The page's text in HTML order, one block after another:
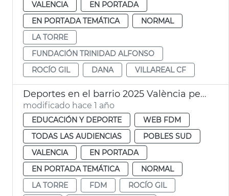
VALENCIA
EN PORTADA
EN PORTADA TEMÁTICA
NORMAL
LA TORRE
FUNDACIÓN TRINIDAD ALFONSO
ROCÍO GIL
DANA VILLAREAL CF
Deportes en el barrio 2025 València pedanías dana
modificado hace 1 año
EDUCACIÓN Y DEPORTE
WEB FDM
TODAS LAS AUDIENCIAS
POBLES SUD
VALENCIA
EN PORTADA
EN PORTADA TEMÁTICA
NORMAL
LA TORRE
FDM
ROCÍO GIL